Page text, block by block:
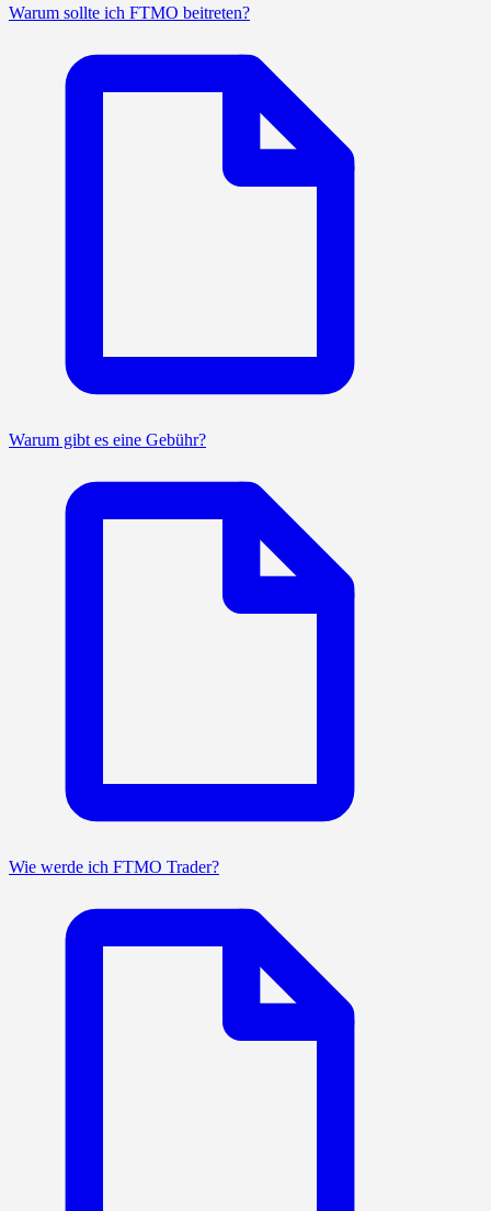
Warum sollte ich FTMO beitreten?
Warum gibt es eine Gebühr?
Wie werde ich FTMO Trader?